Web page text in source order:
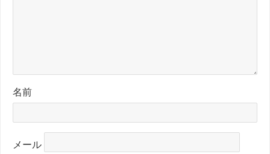
名前
メール